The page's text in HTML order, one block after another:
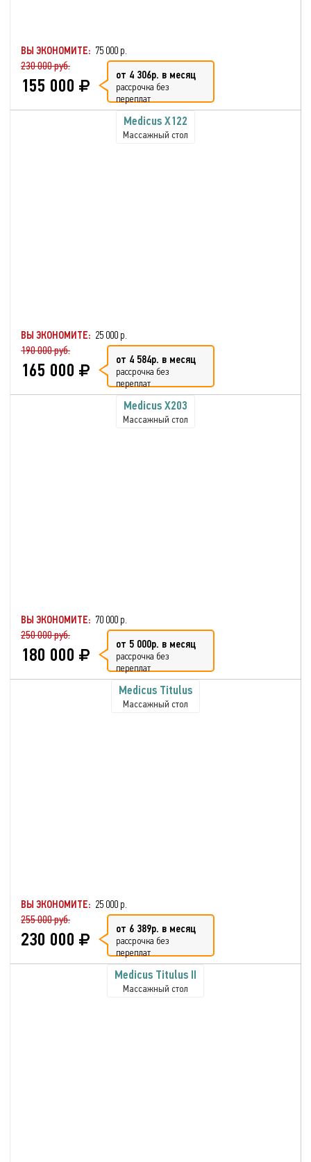
ВЫ ЭКОНОМИТЕ: 75 000 р.
230 000 руб.
155 000 от 4 306р. в месяц
рассрочка без
переплат
Medicus X122
Массажный стол
ВЫ ЭКОНОМИТЕ: 25 000 р.
190 000 руб.
165 000 от 4 584р. в месяц
рассрочка без
переплат
Medicus X203
Массажный стол
ВЫ ЭКОНОМИТЕ: 70 000 р.
250 000 руб.
180 000 от 5 000р. в месяц
рассрочка без
переплат
Medicus Titulus
Массажный стол
ВЫ ЭКОНОМИТЕ: 25 000 р.
255 000 руб.
230 000 от 6 389р. в месяц
рассрочка без
переплат
Medicus Titulus II
Массажный стол